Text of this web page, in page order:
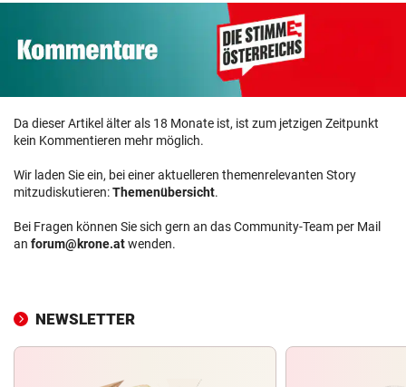
Da dieser Artikel älter als 18 Monate ist, ist zum jetzigen Zeitpunkt
kein Kommentieren mehr möglich.
Wir laden Sie ein, bei einer aktuelleren themenrelevanten Story
mitzudiskutieren:Themenübersicht.
Bei Fragen können Sie sich gern an das Community-Team per Mail
an forum@krone.atwenden.
NEWSLETTER